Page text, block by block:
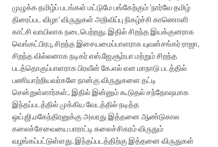
முழுக்க தமிழ்ப் படங்கள் மட்டுமே பங்கேற்கும் ‘நார்வே தமிழ்
திரைப்பட விழா’ விருதுகள் அறிவிப்பு நிகழ்ச்சி காணொளி
காட்சி வாயிலாக நடைபெற்றது. இதில் சிறந்த இயக்குனராக
வெங்கட்பிரபு, சிறந்த இசையமைப்பாளராக யுவன்சங்கர் ராஜா,
சிறந்த வில்லனாக நடிகர் எஸ்.ஜே.சூர்யா மற்றும் சிறந்த
படத்தொகுப்பாளராக பிரவீன் கே.எல் என மாநாடு படத்தில்
பணியாற்றியவர்களே நான்கு விருதுகளை தட்டி
சென்றுள்ளார்கள்.. இதில் இன்னும் கூடுதல் சந்தோஷமாக
இந்தப்படத்தில் முக்கிய வேடத்தில் நடித்த
ஒய்.ஜி.மகேந்திரனுக்கு அவரது இத்தனை ஆண்டுகால
கலைச்சேவையை பாராட்டி கலைச்சிகரம் விருதும்
வழங்கப்பட்டுள்ளது. இந்தப்படத்திற்கு இத்தனை விருதுகள்